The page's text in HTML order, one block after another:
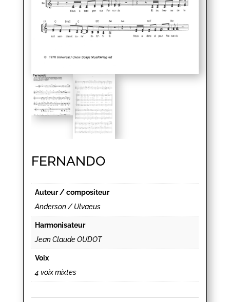
FERNANDO
Auteur / compositeur
Anderson / Ulvaeus
Harmonisateur
Jean Claude OUDOT
Voix
4 voix mixtes